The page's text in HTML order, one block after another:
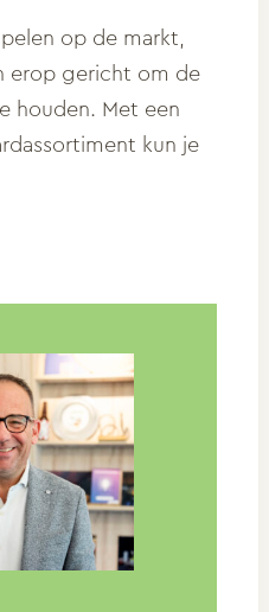
op de markt,
erop gericht om de
houden. Met een
kun je